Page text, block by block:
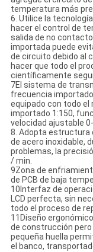
temperatura más
6. Utilice la
hacer el control de
salida de no
importada puede
de circuito debido al
hacer que todo el
científicamente
7El sistema de
frecuencia
equipado con todo el
importado 1:150,
velocidad ajustable
8. Adopta estructura
de acero inoxidable,
problemas, la
/ min.
9Zona de
de PCB de baja
10Interfaz de
LCD perfecta, sin
todo el proceso de
11Diseño
de construcción
pequeña huella
el banco,